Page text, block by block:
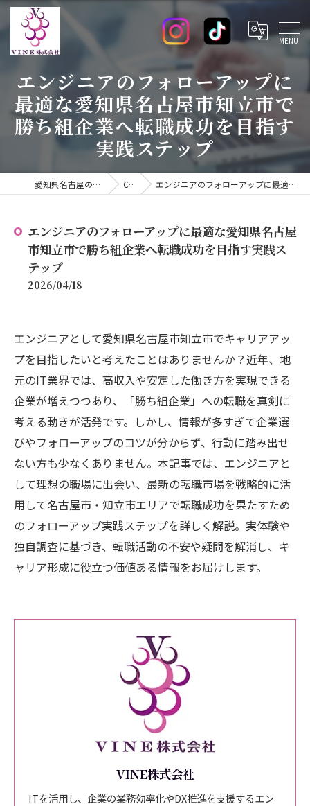
エンジニアのフォローアップに
最適な愛知県名古屋市知立市で
勝ち組企業へ転職成功を目指す
実践ステップ
愛知県名古屋のエンジニアの求人ならVINE株式会社 COLUMN エンジニアのフォローアップに最適な愛知県名古屋市知立市で勝ち組企業へ転職成功を目指す実践ステップ
エンジニアのフォローアップに最適な愛知県名古屋
市知立市で勝ち組企業へ転職成功を目指す実践ス
テップ
2026/04/18
エンジニアとして愛知県名古屋市知立市でキャリアアッ
プを目指したいと考えたことはありませんか？近年、地
元のIT業界では、高収入や安定した働き方を実現できる
企業が増えつつあり、「勝ち組企業」への転職を真剣に
考える動きが活発です。しかし、情報が多すぎて企業選
びやフォローアップのコツが分からず、行動に踏み出せ
ない方も少なくありません。本記事では、エンジニアと
して理想の職場に出会い、最新の転職市場を戦略的に活
用して名古屋市・知立市エリアで転職成功を果たすため
のフォローアップ実践ステップを詳しく解説。実体験や
独自調査に基づき、転職活動の不安や疑問を解消し、キ
ャリア形成に役立つ価値ある情報をお届けします。
VINE株式会社
ITを活用し、企業の業務効率化やDX推進を支援するエン